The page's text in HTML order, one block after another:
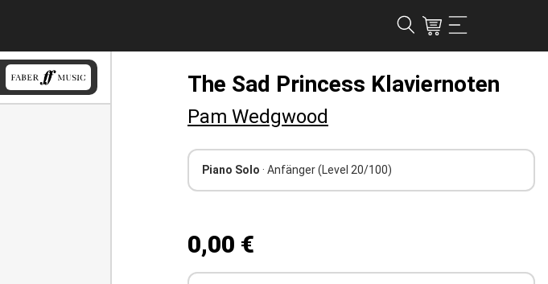
The Sad Princess Klaviernoten
Pam Wedgwood
Piano Solo · Anfänger(Level 20/100)
0,00 €